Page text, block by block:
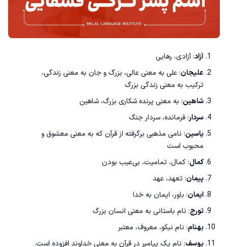
آزاد: آزادی، رهایی
علیجان: علی به معنی عالی، بزرگ و جان به معنی زندگی،
ترکیب به معنی زندگی بزرگ
شاهین: به معنی پرنده شکاری بزرگ، شاهین
سردار: فرمانده، سردار جنگ
یاسین: نامی مذهبی برگرفته از قرآن که به معنی معشوق و
محبوب است
کمال: کمال، تمامیت، بی‌عیب بودن
پیمان: تعهد، عهد
ایمان: باور، ایمان به خدا
تورج: نام باستانی به معنی انسان بزرگ
بهنام: نام نیکو، معروف، معتبر
یوسف: نام یک پیامبر در قرآن به معنی خداوند افزوده است.